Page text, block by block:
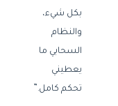
بكل شيء،
والنظام
السحابي ما
يعطيني
تحكم كامل.”